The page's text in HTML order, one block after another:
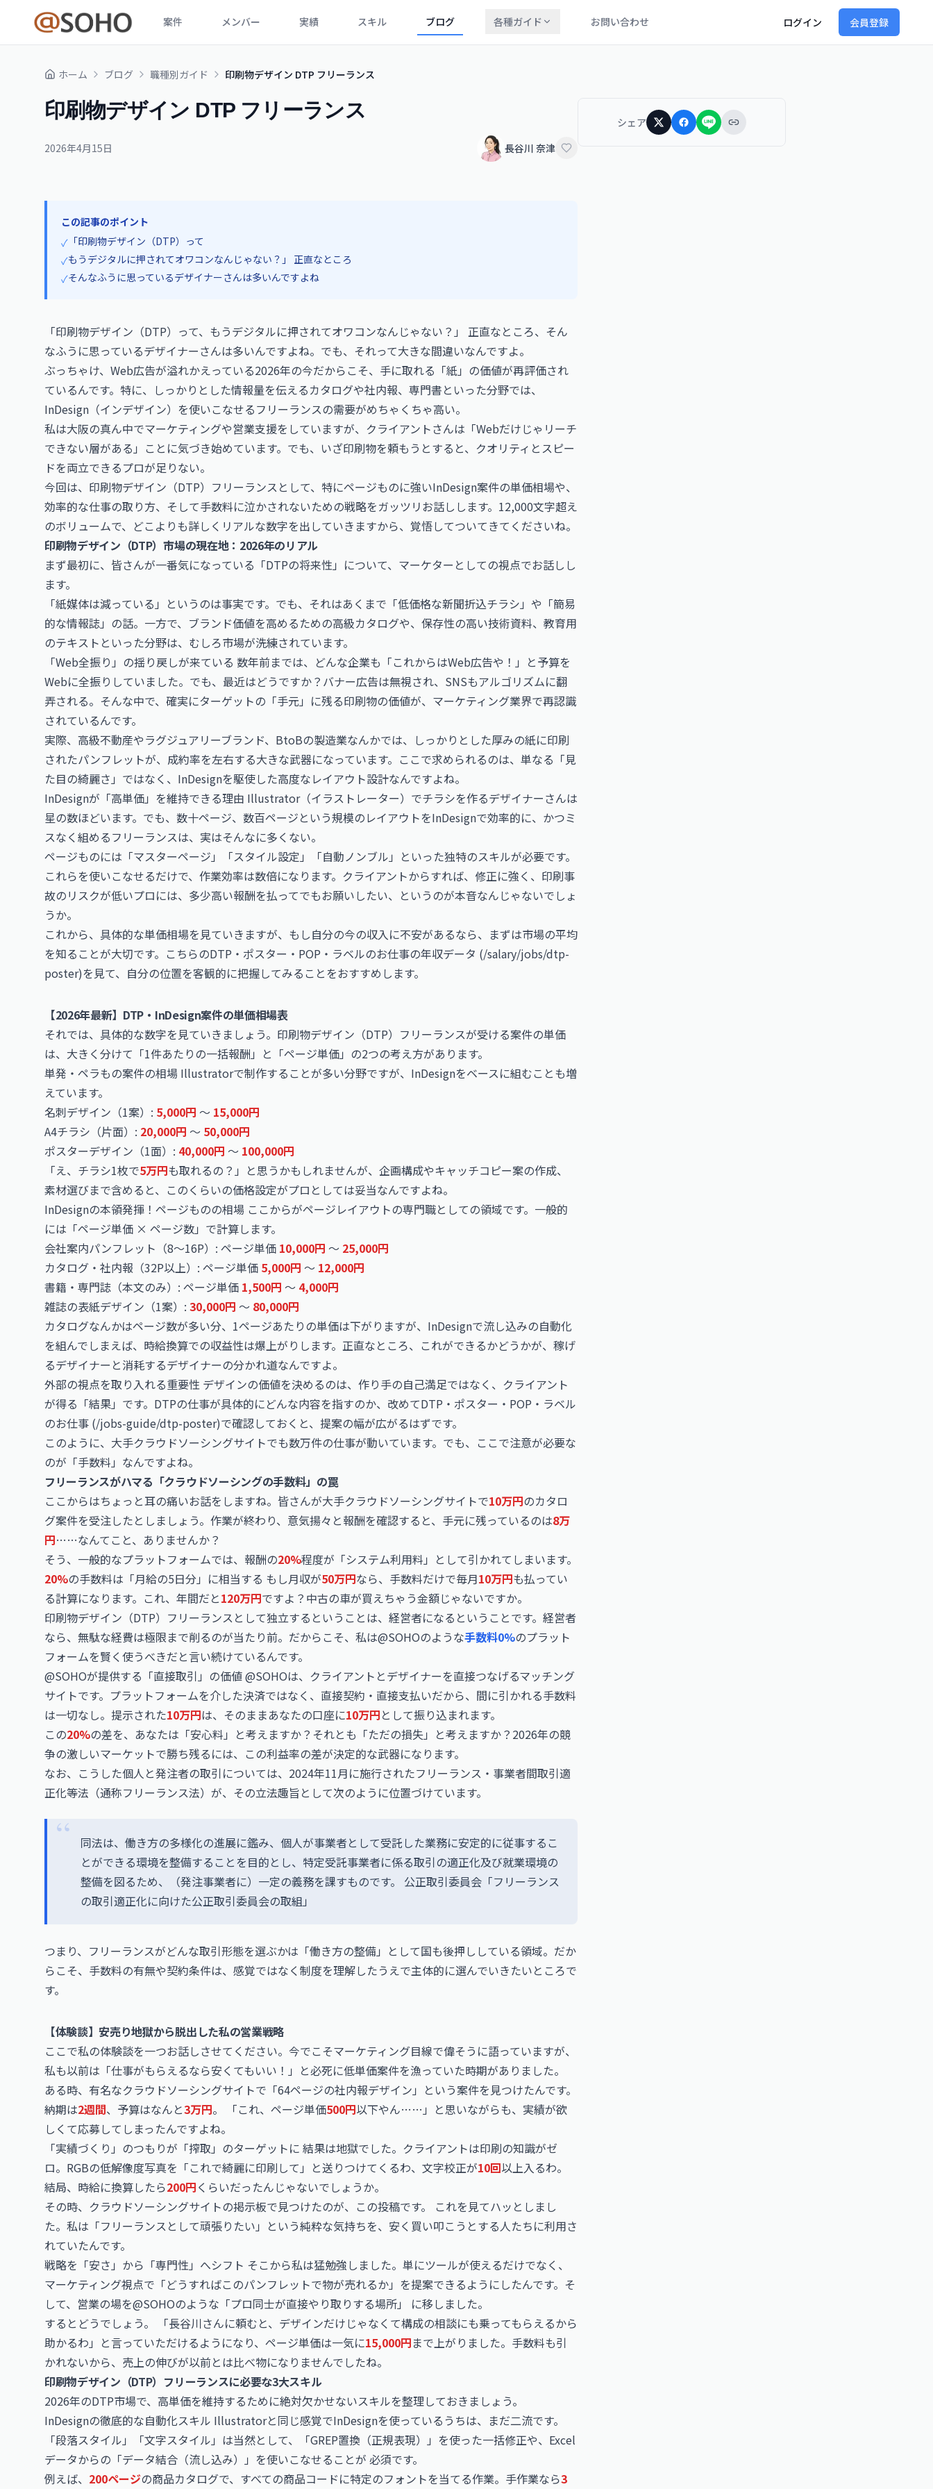
案件 メンバー 実績 スキル ブログ 各種ガイド お問い合わせ ログイン 会員登録
ホーム ブログ 職種別ガイド 印刷物デザイン DTP フリーランス
印刷物デザイン DTP フリーランス
2026年4月15日 長谷川 奈津
この記事のポイント
✓ 「印刷物デザイン（DTP）って
✓もうデジタルに押されてオワコンなんじゃない？」 正直なところ
✓そんなふうに思っているデザイナーさんは多いんですよね
「印刷物デザイン（DTP）って、もうデジタルに押されてオワコンなんじゃない？」 正直なところ、そん
なふうに思っているデザイナーさんは多いんですよね。でも、それって大きな間違いなんですよ。
ぶっちゃけ、Web広告が溢れかえっている2026年の今だからこそ、手に取れる「紙」の価値が再評価され
ているんです。特に、しっかりとした情報量を伝えるカタログや社内報、専門書といった分野では、
InDesign（インデザイン）を使いこなせるフリーランスの需要がめちゃくちゃ高い。
私は大阪の真ん中でマーケティングや営業支援をしていますが、クライアントさんは「Webだけじゃリーチ
できない層がある」ことに気づき始めています。でも、いざ印刷物を頼もうとすると、クオリティとスピー
ドを両立できるプロが足りない。
今回は、印刷物デザイン（DTP）フリーランスとして、特にページものに強いInDesign案件の単価相場や、
効率的な仕事の取り方、そして手数料に泣かされないための戦略をガッツリお話しします。12,000文字超え
のボリュームで、どこよりも詳しくリアルな数字を出していきますから、覚悟してついてきてくださいね。
印刷物デザイン（DTP）市場の現在地：2026年のリアル
まず最初に、皆さんが一番気になっている「DTPの将来性」について、マーケターとしての視点でお話しし
ます。
「紙媒体は減っている」というのは事実です。でも、それはあくまで「低価格な新聞折込チラシ」や「簡易
的な情報誌」の話。一方で、ブランド価値を高めるための高級カタログや、保存性の高い技術資料、教育用
のテキストといった分野は、むしろ市場が洗練されています。
「Web全振り」の揺り戻しが来ている 数年前までは、どんな企業も「これからはWeb広告や！」と予算を
Webに全振りしていました。でも、最近はどうですか？バナー広告は無視され、SNSもアルゴリズムに翻
弄される。そんな中で、確実にターゲットの「手元」に残る印刷物の価値が、マーケティング業界で再認識
されているんです。
実際、高級不動産やラグジュアリーブランド、BtoBの製造業なんかでは、しっかりとした厚みの紙に印刷
されたパンフレットが、成約率を左右する大きな武器になっています。ここで求められるのは、単なる「見
た目の綺麗さ」ではなく、InDesignを駆使した高度なレイアウト設計なんですよね。
InDesignが「高単価」を維持できる理由 Illustrator（イラストレーター）でチラシを作るデザイナーさんは
星の数ほどいます。でも、数十ページ、数百ページという規模のレイアウトをInDesignで効率的に、かつミ
スなく組めるフリーランスは、実はそんなに多くない。
ページものには「マスターページ」「スタイル設定」「自動ノンブル」といった独特のスキルが必要です。
これらを使いこなせるだけで、作業効率は数倍になります。クライアントからすれば、修正に強く、印刷事
故のリスクが低いプロには、多少高い報酬を払ってでもお願いしたい、というのが本音なんじゃないでしょ
うか。
これから、具体的な単価相場を見ていきますが、もし自分の今の収入に不安があるなら、まずは市場の平均
を知ることが大切です。こちらのDTP・ポスター・POP・ラベルのお仕事の年収データ (/salary/jobs/dtp-
poster)を見て、自分の位置を客観的に把握してみることをおすすめします。
【2026年最新】DTP・InDesign案件の単価相場表
それでは、具体的な数字を見ていきましょう。印刷物デザイン（DTP）フリーランスが受ける案件の単価
は、大きく分けて「1件あたりの一括報酬」と「ページ単価」の2つの考え方があります。
単発・ペラもの案件の相場 Illustratorで制作することが多い分野ですが、InDesignをベースに組むことも増
えています。
名刺デザイン（1案）: 5,000円 〜 15,000円
A4チラシ（片面）: 20,000円 〜 50,000円
ポスターデザイン（1面）: 40,000円 〜 100,000円
「え、チラシ1枚で5万円も取れるの？」と思うかもしれませんが、企画構成やキャッチコピー案の作成、
素材選びまで含めると、このくらいの価格設定がプロとしては妥当なんですよね。
InDesignの本領発揮！ページものの相場 ここからがページレイアウトの専門職としての領域です。一般的
には「ページ単価 × ページ数」で計算します。
会社案内パンフレット（8〜16P）: ページ単価 10,000円 〜 25,000円
カタログ・社内報（32P以上）: ページ単価 5,000円 〜 12,000円
書籍・専門誌（本文のみ）: ページ単価 1,500円 〜 4,000円
雑誌の表紙デザイン（1案）: 30,000円 〜 80,000円
カタログなんかはページ数が多い分、1ページあたりの単価は下がりますが、InDesignで流し込みの自動化
を組んでしまえば、時給換算での収益性は爆上がりします。正直なところ、これができるかどうかが、稼げ
るデザイナーと消耗するデザイナーの分かれ道なんですよ。
外部の視点を取り入れる重要性 デザインの価値を決めるのは、作り手の自己満足ではなく、クライアント
が得る「結果」です。DTPの仕事が具体的にどんな内容を指すのか、改めてDTP・ポスター・POP・ラベル
のお仕事 (/jobs-guide/dtp-poster)で確認しておくと、提案の幅が広がるはずです。
このように、大手クラウドソーシングサイトでも数万件の仕事が動いています。でも、ここで注意が必要な
のが「手数料」なんですよね。
フリーランスがハマる「クラウドソーシングの手数料」の罠
ここからはちょっと耳の痛いお話をしますね。皆さんが大手クラウドソーシングサイトで10万円のカタロ
グ案件を受注したとしましょう。作業が終わり、意気揚々と報酬を確認すると、手元に残っているのは8万
円……なんてこと、ありませんか？
そう、一般的なプラットフォームでは、報酬の20%程度が「システム利用料」として引かれてしまいます。
20%の手数料は「月給の5日分」に相当する もし月収が50万円なら、手数料だけで毎月10万円も払ってい
る計算になります。これ、年間だと120万円ですよ？中古の車が買えちゃう金額じゃないですか。
印刷物デザイン（DTP）フリーランスとして独立するということは、経営者になるということです。経営者
なら、無駄な経費は極限まで削るのが当たり前。だからこそ、私は@SOHOのような手数料0%のプラット
フォームを賢く使うべきだと言い続けているんです。
@SOHOが提供する「直接取引」の価値 @SOHOは、クライアントとデザイナーを直接つなげるマッチング
サイトです。プラットフォームを介した決済ではなく、直接契約・直接支払いだから、間に引かれる手数料
は一切なし。提示された10万円は、そのままあなたの口座に10万円として振り込まれます。
この20%の差を、あなたは「安心料」と考えますか？それとも「ただの損失」と考えますか？2026年の競
争の激しいマーケットで勝ち残るには、この利益率の差が決定的な武器になります。
なお、こうした個人と発注者の取引については、2024年11月に施行されたフリーランス・事業者間取引適
正化等法（通称フリーランス法）が、その立法趣旨として次のように位置づけています。
同法は、働き方の多様化の進展に鑑み、個人が事業者として受託した業務に安定的に従事するこ
とができる環境を整備することを目的とし、特定受託事業者に係る取引の適正化及び就業環境の
整備を図るため、（発注事業者に）一定の義務を課すものです。 公正取引委員会「フリーランス
の取引適正化に向けた公正取引委員会の取組」
つまり、フリーランスがどんな取引形態を選ぶかは「働き方の整備」として国も後押ししている領域。だか
らこそ、手数料の有無や契約条件は、感覚ではなく制度を理解したうえで主体的に選んでいきたいところで
す。
【体験談】安売り地獄から脱出した私の営業戦略
ここで私の体験談を一つお話しさせてください。今でこそマーケティング目線で偉そうに語っていますが、
私も以前は「仕事がもらえるなら安くてもいい！」と必死に低単価案件を漁っていた時期がありました。
ある時、有名なクラウドソーシングサイトで「64ページの社内報デザイン」という案件を見つけたんです。
納期は2週間、予算はなんと3万円。 「これ、ページ単価500円以下やん……」と思いながらも、実績が欲
しくて応募してしまったんですよね。
「実績づくり」のつもりが「搾取」のターゲットに 結果は地獄でした。クライアントは印刷の知識がゼ
ロ。RGBの低解像度写真を「これで綺麗に印刷して」と送りつけてくるわ、文字校正が10回以上入るわ。
結局、時給に換算したら200円くらいだったんじゃないでしょうか。
その時、クラウドソーシングサイトの掲示板で見つけたのが、この投稿です。 これを見てハッとしまし
た。私は「フリーランスとして頑張りたい」という純粋な気持ちを、安く買い叩こうとする人たちに利用さ
れていたんです。
戦略を「安さ」から「専門性」へシフト そこから私は猛勉強しました。単にツールが使えるだけでなく、
マーケティング視点で「どうすればこのパンフレットで物が売れるか」を提案できるようにしたんです。そ
して、営業の場を@SOHOのような「プロ同士が直接やり取りする場所」 に移しました。
するとどうでしょう。 「長谷川さんに頼むと、デザインだけじゃなくて構成の相談にも乗ってもらえるから
助かるわ」と言っていただけるようになり、ページ単価は一気に15,000円まで上がりました。手数料も引
かれないから、売上の伸びが以前とは比べ物になりませんでしたね。
印刷物デザイン（DTP）フリーランスに必要な3大スキル
2026年のDTP市場で、高単価を維持するために絶対欠かせないスキルを整理しておきましょう。
InDesignの徹底的な自動化スキル Illustratorと同じ感覚でInDesignを使っているうちは、まだ二流です。
「段落スタイル」「文字スタイル」は当然として、「GREP置換（正規表現）」を使った一括修正や、Excel
データからの「データ結合（流し込み）」を使いこなせることが 必須です。
例えば、 200ページの商品カタログで、すべての商品コードに特定のフォントを当てる作業。手作業なら3
シェア